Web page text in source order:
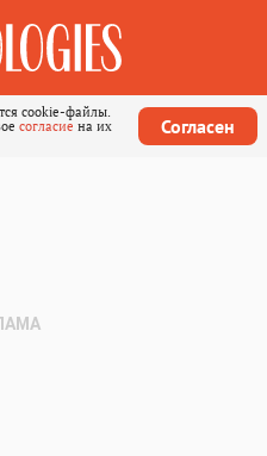
cookie-файлы.
согласие на их
Согласен